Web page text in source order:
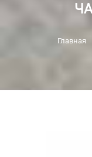
Главная